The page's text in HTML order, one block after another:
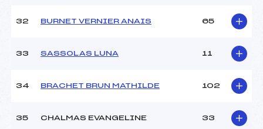
32 BURNET VERNIER ANAIS 65
33 SASSOLAS LUNA 11
34 BRACHET BRUN MATHILDE 102
35 CHALMAS EVANGELINE 33